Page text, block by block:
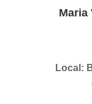
Maria
Local: